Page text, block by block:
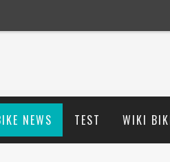
NEWS TEST WIKI